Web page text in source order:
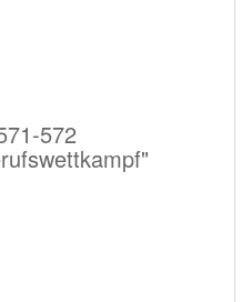
572